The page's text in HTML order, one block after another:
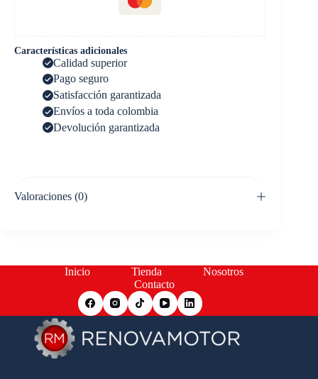
Características adicionales
Calidad superior
Pago seguro
Satisfacción garantizada
Envíos a toda colombia
Devolución garantizada
Valoraciones (0)
Inicio Tienda
Nosotros
Contacto